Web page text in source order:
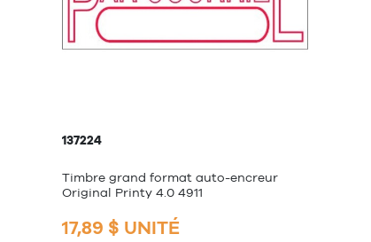
137224
Timbre grand format auto-encreur
Original Printy 4.0 4911
17,89 $ UNITÉ